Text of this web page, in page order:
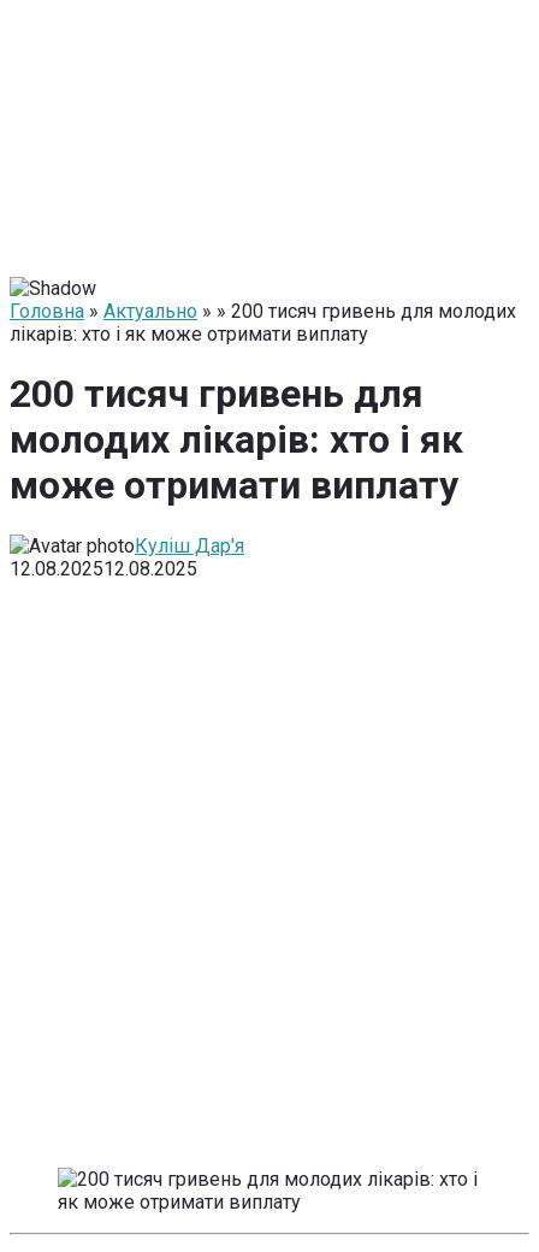
Головна » Актуально » » 200 тисяч гривень для молодих
лікарів: хто і як може отримати виплату
200 тисяч гривень для
молодих лікарів: хто і як
може отримати виплату
Куліш Дар'я
12.08.202512.08.2025